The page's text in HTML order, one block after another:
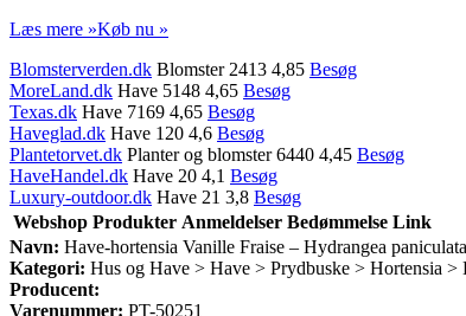
Læs mere »Køb nu »
Blomsterverden.dk Blomster 2413 4,85 Besøg
MoreLand.dk Have 5148 4,65 Besøg
Texas.dk Have 7169 4,65 Besøg
Haveglad.dk Have 120 4,6 Besøg
Plantetorvet.dk Planter og blomster 6440 4,45 Besøg
HaveHandel.dk Have 20 4,1 Besøg
Luxury-outdoor.dk Have 21 3,8 Besøg
Webshop Produkter Anmeldelser Bedømmelse Link
Navn: Have-hortensia Vanille Fraise – Hydrangea
Kategori: Hus og Have > Have > Prydbuske > Hortensia >
Producent:
Varenummer: PT-50251